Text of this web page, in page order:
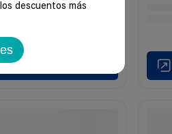
descuentos más